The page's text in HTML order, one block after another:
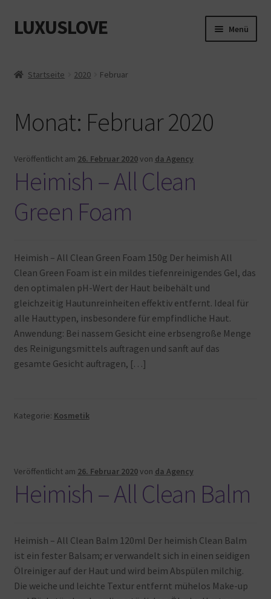
Zur
Navigation
Zum
Inhalt
LUXUSLOVE Menü
Datenschutz
Impressum
Kasse
Mein Konto
Warenkorb
Startseite 2020 Februar
Monat: Februar 2020
Veröffentlicht am 26. Februar 2020von da Agency
Heimish – All Clean
Green Foam
Heimish – All Clean Green Foam 150g Der heimish All
Clean Green Foam ist ein mildes tiefenreinigendes Gel, das
den optimalen pH-Wert der Haut beibehält und
gleichzeitig Hautunreinheiten effektiv entfernt. Ideal für
alle Hauttypen, insbesondere für empfindliche Haut.
Anwendung: Bei nassem Gesicht eine erbsengroße Menge
des Reinigungsmittels auftragen und sanft auf das
gesamte Gesicht auftragen, […]
Kategorie: Kosmetik
Veröffentlicht am 26. Februar 2020von da Agency
Heimish – All Clean Balm
Heimish – All Clean Balm 120ml Der heimish Clean Balm
ist ein fester Balsam; er verwandelt sich in einen seidigen
Ölreiniger auf der Haut und wird beim Abspülen milchig.
Die weiche und leichte Textur entfernt mühelos Make-up